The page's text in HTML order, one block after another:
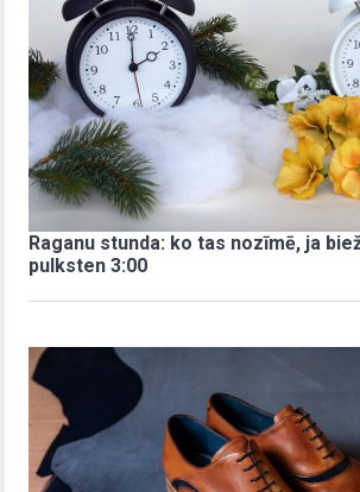
Raganu stunda: ko tas nozīmē, ja
pulksten 3:00